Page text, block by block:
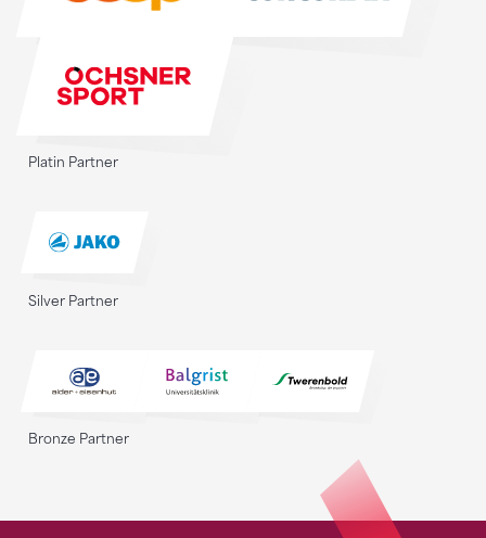
Platin Partner
Silver Partner
Bronze Partner